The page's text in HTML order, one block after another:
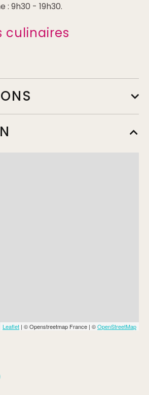
: 9h30 - 19h30.
culinaires
Leaflet | © Openstreetmap France | ©OpenStreetMap